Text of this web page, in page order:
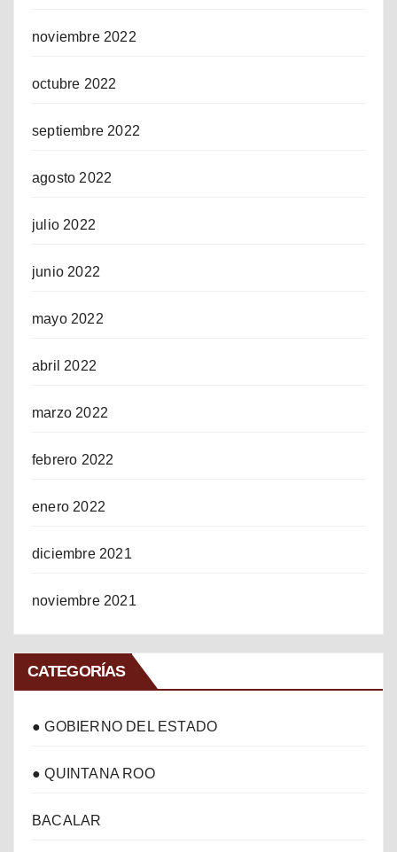
noviembre 2022
octubre 2022
septiembre 2022
agosto 2022
julio 2022
junio 2022
mayo 2022
abril 2022
marzo 2022
febrero 2022
enero 2022
diciembre 2021
noviembre 2021
CATEGORÍAS
● GOBIERNO DEL ESTADO
● QUINTANA ROO
BACALAR